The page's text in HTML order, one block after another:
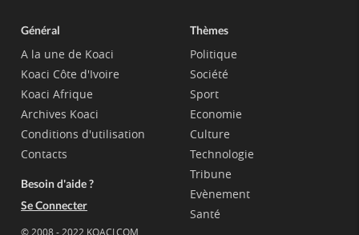
Général
A la une de Koaci
Koaci Côte d'Ivoire
Koaci Afrique
Archives Koaci
Conditions d'utilisation
Contacts
Besoin d'aide ?
Se Connecter
© 2008 - 2022 KOACI.COM
Thèmes
Politique
Société
Sport
Economie
Culture
Technologie
Tribune
Evènement
Santé